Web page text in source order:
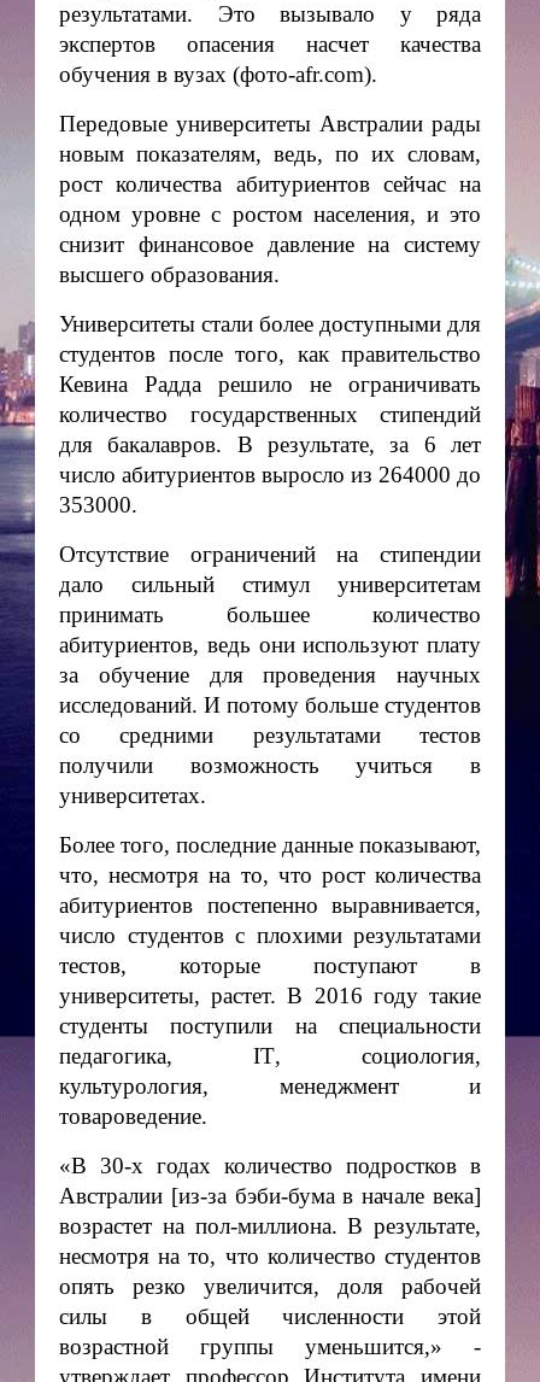
результатами. Это вызывало у ряда
экспертов опасения насчет качества
обучения в вузах (фото-afr.com).
Передовые университеты Австралии рады
новым показателям, ведь, по их словам,
рост количества абитуриентов сейчас на
одном уровне с ростом населения, и это
снизит финансовое давление на систему
высшего образования.
Университеты стали более доступными для
студентов после того, как правительство
Кевина Радда решило не ограничивать
количество государственных стипендий
для бакалавров. В результате, за 6 лет
число абитуриентов выросло из 264000 до
353000.
Отсутствие ограничений на стипендии
дало сильный стимул университетам
принимать большее количество
абитуриентов, ведь они используют плату
за обучение для проведения научных
исследований. И потому больше студентов
со средними результатами тестов
получили возможность учиться в
университетах.
Более того, последние данные показывают,
что, несмотря на то, что рост количества
абитуриентов постепенно выравнивается,
число студентов с плохими результатами
тестов, которые поступают в
университеты, растет. В 2016 году такие
студенты поступили на специальности
педагогика, IT, социология,
культурология, менеджмент и
товароведение.
«В 30-х годах количество подростков в
Австралии [из-за бэби-бума в начале века]
возрастет на пол-миллиона. В результате,
несмотря на то, что количество студентов
опять резко увеличится, доля рабочей
силы в общей численности этой
возрастной группы уменьшится,» -
утверждает профессор Института имени